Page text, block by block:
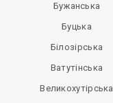
Бужанська
Буцька
Білозірська
Ватутінська
Великохутірська